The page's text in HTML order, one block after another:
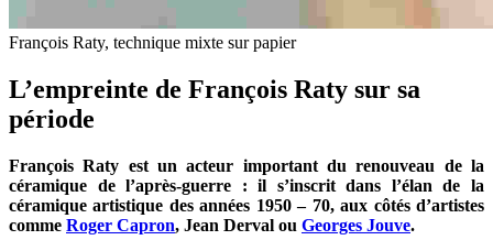
François Raty, technique mixte sur papier
L’empreinte de François Raty sur sa
période
François Raty est un acteur important du renouveau de la
céramique de l’après-guerre : il s’inscrit dans l’élan de la
céramique artistique des années 1950 – 70, aux côtés d’artistes
comme Roger Capron, Jean Derval ou Georges Jouve.